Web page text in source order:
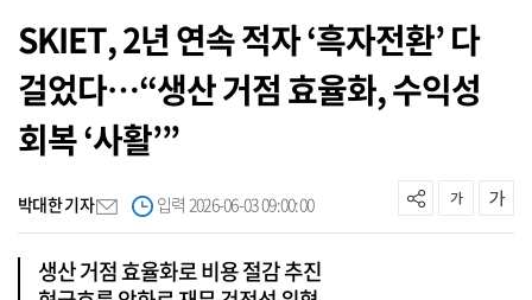
SKIET, 2년 연속 적자 ‘흑자전환’ 다
걸었다…“생산 거점 효율화, 수익성
회복 ‘사활’”
박대한 기자 입력 2026-06-03 09:00:00
생산 거점 효율화로 비용 절감 추진